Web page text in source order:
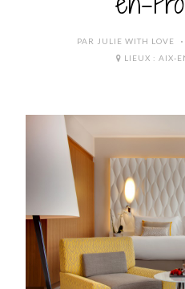
PAR JULIE WITH LOVE
LIEUX : AIX-